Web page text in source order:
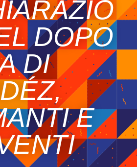
DOPO
DI
E